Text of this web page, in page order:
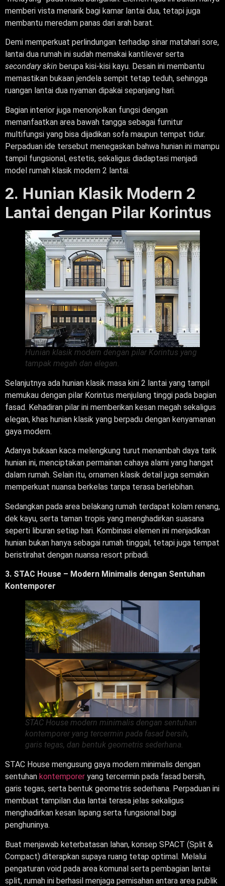
memberi vista menarik bagi kamar lantai dua, tetapi juga
membantu meredam panas dari arah barat.
Demi memperkuat perlindungan terhadap sinar matahari sore,
lantai dua rumah ini sudah memakai kantilever serta
secondary skin berupa kisi-kisi kayu. Desain ini membantu
memastikan bukaan jendela sempit tetap teduh, sehingga
ruangan lantai dua nyaman dipakai sepanjang hari.
Bagian interior juga menonjolkan fungsi dengan
memanfaatkan area bawah tangga sebagai furnitur
multifungsi yang bisa dijadikan sofa maupun tempat tidur.
Perpaduan ide tersebut menegaskan bahwa hunian ini mampu
tampil fungsional, estetis, sekaligus diadaptasi menjadi
model rumah klasik modern 2 lantai.
2. Hunian Klasik Modern 2
Lantai dengan Pilar Korintus
Hunian klasik modern dengan pilar Korintus yang
tampak megah dan elegan.
Selanjutnya ada hunian klasik masa kini 2 lantai yang tampil
memukau dengan pilar Korintus menjulang tinggi pada bagian
fasad. Kehadiran pilar ini memberikan kesan megah sekaligus
elegan, khas hunian klasik yang berpadu dengan kenyamanan
gaya modern.
Adanya bukaan kaca melengkung turut menambah daya tarik
hunian ini, menciptakan permainan cahaya alami yang hangat
dalam rumah. Selain itu, ornamen klasik detail juga semakin
memperkuat nuansa berkelas tanpa terasa berlebihan.
Sedangkan pada area belakang rumah terdapat kolam renang,
dek kayu, serta taman tropis yang menghadirkan suasana
seperti liburan setiap hari. Kombinasi elemen ini menjadikan
hunian bukan hanya sebagai rumah tinggal, tetapi juga tempat
beristirahat dengan nuansa resort pribadi.
3. STAC House – Modern Minimalis dengan Sentuhan
Kontemporer
STAC House modern minimalis dengan sentuhan
kontemporer yang tercermin pada fasad bersih,
garis tegas, dan bentuk geometris sederhana.
STAC House mengusung gaya modern minimalis dengan
sentuhan kontemporer yang tercermin pada fasad bersih,
garis tegas, serta bentuk geometris sederhana. Perpaduan ini
membuat tampilan dua lantai terasa jelas sekaligus
menghadirkan kesan lapang serta fungsional bagi
penghuninya.
Buat menjawab keterbatasan lahan, konsep SPACT (Split &
Compact) diterapkan supaya ruang tetap optimal. Melalui
pengaturan void pada area komunal serta pembagian lantai
split, rumah ini berhasil menjaga pemisahan antara area publik